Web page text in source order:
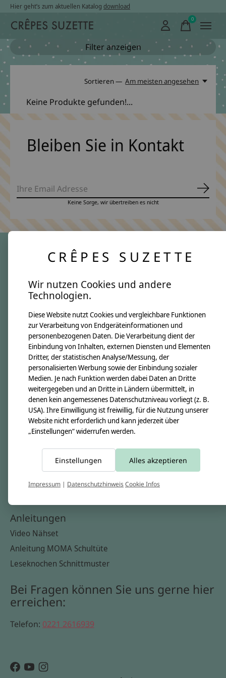
Hier geht’s zum aktuellen Katalog download
0items
Filter anzeigen
Sortieren — Am meisten angesehen
Keine Produkte gefunden!...
Bleiben Sie in Kontakt
Keine Sorge, wir übertreiben es nicht
Über uns
Unsere Creppies
Nähkästchen
Unsere Stoffe
Impressum
Informationen
Kontakt
Versandkosten & Rücksendungen
Zahlungsarten
Widerrufsbelehrung
Anleitungen
Video Nähset
Anleitung MOMA Schultüte
Leseknochen Schnittmuster
Bei Fragen können Sie uns gerne hier
erreichen:
Telefon: 0221 2616939
CRÊPES SUZETTE
Wir nutzen Cookies und andere
Technologien.
Diese Website nutzt Cookies und vergleichbare Funktionen
zur Verarbeitung von Endgeräteinformationen und
personenbezogenen Daten. Die Verarbeitung dient der
Einbindung von Inhalten, externen Diensten und Elementen
Dritter, der statistischen Analyse/Messung, der
personalisierten Werbung sowie der Einbindung sozialer
Medien. Je nach Funktion werden dabei Daten an Dritte
weitergegeben und an Dritte in Ländern übermittelt, in
denen kein angemessenes Datenschutzniveau vorliegt (z. B.
USA). Ihre Einwilligung ist freiwillig, für die Nutzung unserer
Website nicht erforderlich und kann jederzeit über
„Einstellungen“ widerrufen werden.
Einstellungen Alles akzeptieren
Impressum | DatenschutzhinweisCookie Infos